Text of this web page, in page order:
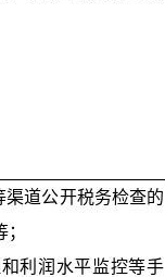
渠道公开税务检查的
利润水平监控等手